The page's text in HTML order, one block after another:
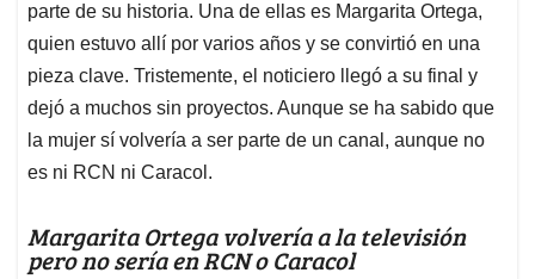
parte de su historia. Una de ellas es Margarita Ortega,
quien estuvo allí por varios años y se convirtió en una
pieza clave. Tristemente, el noticiero llegó a su final y
dejó a muchos sin proyectos. Aunque se ha sabido que
la mujer sí volvería a ser parte de un canal, aunque no
es ni RCN ni Caracol.
Margarita Ortega volvería a la televisión
pero no sería en RCN o Caracol